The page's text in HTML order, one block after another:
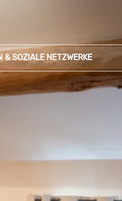
& SOZIALE NETZWERKE